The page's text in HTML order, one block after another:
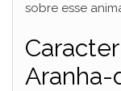
sobre esse
Aranha-